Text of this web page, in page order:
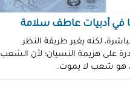
في أدبيات عاطف سلامة
لكنه يغير طريقة النظر
على هزيمة النسيان؛ لأن الشعب
هو شعب لا يموت.